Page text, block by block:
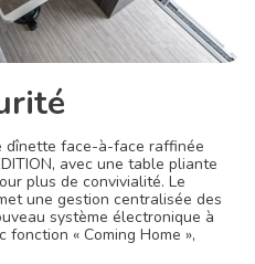
dînette face-à-face raffinée
avec une table pliante
plus de convivialité. Le
une gestion centralisée des
système électronique à
« Coming Home »,